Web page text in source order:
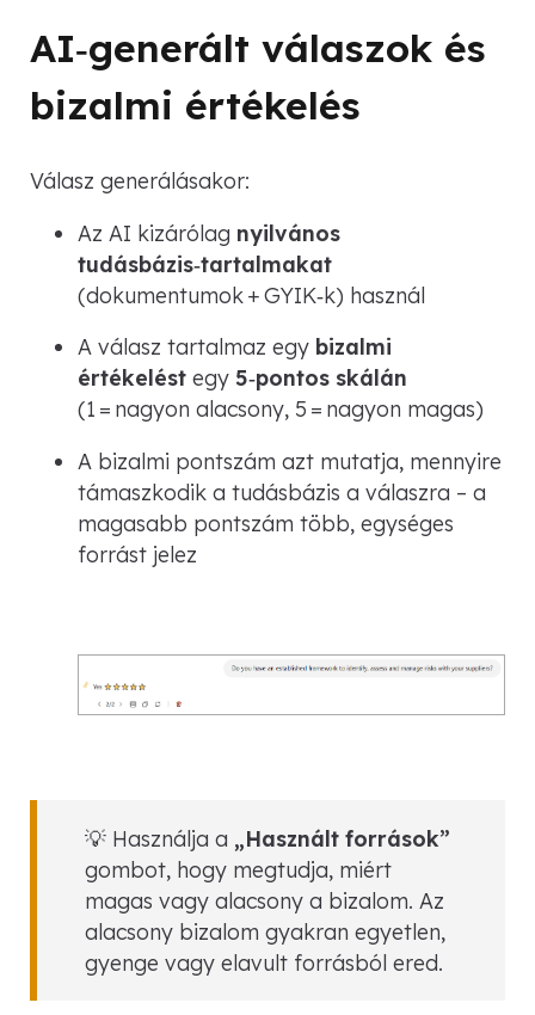
AI‑generált válaszok és
bizalmi értékelés
Válasz generálásakor:
Az AI kizárólag nyilvános
tudásbázis‑tartalmakat
(dokumentumok + GYIK‑k) használ
A válasz tartalmaz egy bizalmi
értékelést egy 5‑pontos skálán
(1 = nagyon alacsony, 5 = nagyon magas)
A bizalmi pontszám azt mutatja, mennyire
támaszkodik a tudásbázis a válaszra – a
magasabb pontszám több, egységes
forrást jelez
💡 Használja a „Használt források”
gombot, hogy megtudja, miért
magas vagy alacsony a bizalom. Az
alacsony bizalom gyakran egyetlen,
gyenge vagy elavult forrásból ered.